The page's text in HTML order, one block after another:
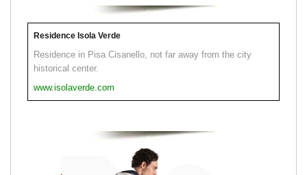
Residence Isola Verde
Residence in Pisa Cisanello, not far away from the city
historical center.
www.isolaverde.com